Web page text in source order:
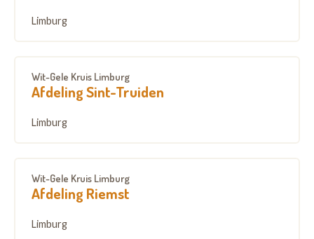
Limburg
Wit-Gele Kruis Limburg
Afdeling Sint-Truiden
Limburg
Wit-Gele Kruis Limburg
Afdeling Riemst
Limburg